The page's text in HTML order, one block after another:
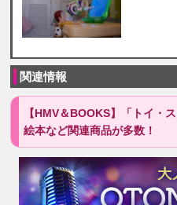
関連情報
【HMV＆BOOKS】「トイ・
絵本など関連商品が多数！